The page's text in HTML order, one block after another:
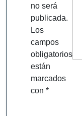
no será
publicada.
Los
campos
obligatorios
están
marcados
con *